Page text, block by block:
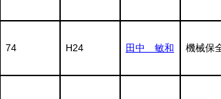
74 H24 田中 敏和 機械保全